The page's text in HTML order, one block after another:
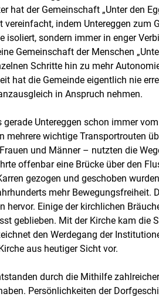
der Gemeinschaft „Unter den
indem Untereggen zum
isoliert, sondern immer in enger
Gemeinschaft der Menschen
Schritte hin zu mehr
hat die Gemeinde eigentlich nie
in Anspruch nehmen.
Untereggen schon immer vom
mehrere wichtige Transportrouten
und Männer – nutzten die
offenbar eine Brücke über den
gezogen und geschoben
mehr Bewegungsfreiheit.
Einige der kirchlichen
geblieben. Mit der Kirche kam die
den Werdegang der
aus heutiger Sicht vor.
durch die Mithilfe
Persönlichkeiten der